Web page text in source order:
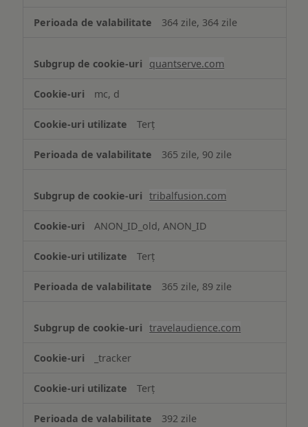
364 zile, 364 zile
quantserve.com
mc, d
Terț
365 zile, 90 zile
tribalfusion.com
ANON_ID_old, ANON_ID
Terț
365 zile, 89 zile
travelaudience.com
_tracker
Terț
392 zile